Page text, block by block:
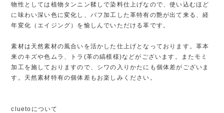
物性としては植物タンニン鞣しで染料仕上げなので、使い込むほど
に味わい深い色に変化し、バフ加工した革特有の艶が出て来る、経
年変化（エイジング）を愉しんでいただける革です。
素材は天然素材の風合いを活かした仕上げとなっております。革本
来のキズや色ムラ、トラ(革の縞模様)などがございます。またモミ
加工を施しておりますので、シワの入りかたにも個体差がございま
す。天然素材特有の個体差もお楽しみください。
cluetoについて